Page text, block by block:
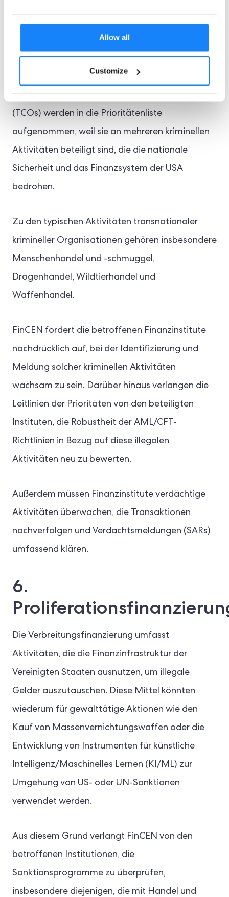
Allow all
Customize
transnationaler
krimineller
Organisationen
(TCOs) werden in die Prioritätenliste
aufgenommen, weil sie an mehreren kriminellen
Aktivitäten beteiligt sind, die die nationale
Sicherheit und das Finanzsystem der USA
bedrohen.
Zu den typischen Aktivitäten transnationaler
krimineller Organisationen gehören insbesondere
Menschenhandel und -schmuggel,
Drogenhandel, Wildtierhandel und
Waffenhandel.
FinCEN fordert die betroffenen Finanzinstitute
nachdrücklich auf, bei der Identifizierung und
Meldung solcher kriminellen Aktivitäten
wachsam zu sein. Darüber hinaus verlangen die
Leitlinien der Prioritäten von den beteiligten
Instituten, die Robustheit der AML/CFT-
Richtlinien in Bezug auf diese illegalen
Aktivitäten neu zu bewerten.
Außerdem müssen Finanzinstitute verdächtige
Aktivitäten überwachen, die Transaktionen
nachverfolgen und Verdachtsmeldungen (SARs)
umfassend klären.
6.
Die Verbreitungsfinanzierung umfasst
Aktivitäten, die die Finanzinfrastruktur der
Vereinigten Staaten ausnutzen, um illegale
Gelder auszutauschen. Diese Mittel könnten
wiederum für gewalttätige Aktionen wie den
Kauf von Massenvernichtungswaffen oder die
Entwicklung von Instrumenten für künstliche
Intelligenz/Maschinelles Lernen (KI/ML) zur
Umgehung von US- oder UN-Sanktionen
verwendet werden.
Aus diesem Grund verlangt FinCEN von den
betroffenen Institutionen, die
Sanktionsprogramme zu überprüfen,
insbesondere diejenigen, die mit Handel und